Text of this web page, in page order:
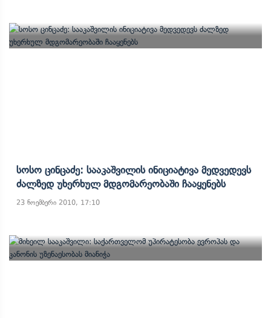
Სოსო Ცინცაძე: Სააკაშვილის Ინიციატივა Მედვედევს
Ძალზედ Უხერხულ Მდგომარეობაში Ჩააყენებს
23 ნოემბერი 2010, 17:10